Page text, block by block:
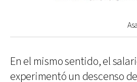
En el mismo sentido, el
experimentó un descenso